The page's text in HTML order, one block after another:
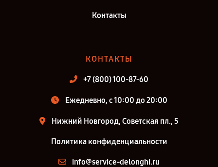
Контакты
КОНТАКТЫ
+7 (800) 100-87-60
Ежедневно, с 10:00 до 20:00
Нижний Новгород, Советская пл., 5
Политика конфиденциальности
info@service-delonghi.ru